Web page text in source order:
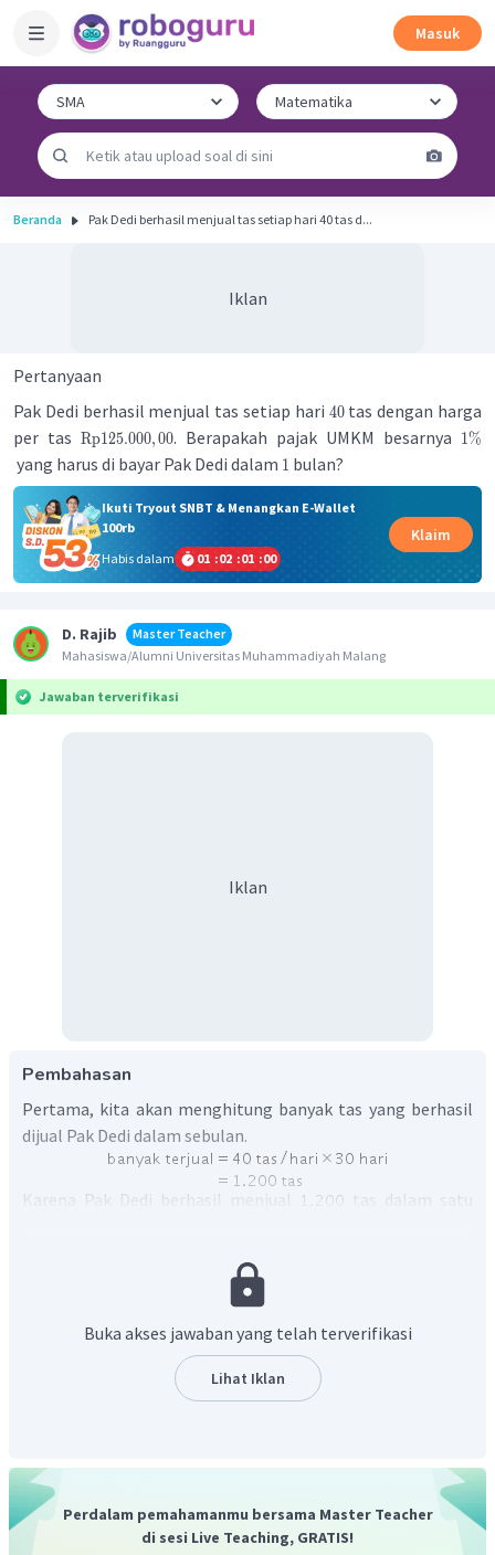
Masuk
Beranda Pak Dedi berhasil menjual tas setiap hari 40 tas d...
Iklan
Pertanyaan
Pak Dedi berhasil menjual tas setiap hari 40tas dengan harga
per tas Rp125.000,00. Berapakah pajak UMKM besarnya 1%
yang harus di bayar Pak Dedi dalam 1 bulan?
Ikuti Tryout SNBT & Menangkan E-Wallet
100rb
Habis dalam
01 :02 :01 :00
Klaim
D. Rajib
Master Teacher
Mahasiswa/Alumni Universitas Muhammadiyah Malang
Jawaban terverifikasi
Iklan
Pembahasan
Pertama, kita akan menghitung banyak tas yang berhasil
dijual Pak Dedi dalam sebulan.
Karena Pak Dedi berhasil menjual
tas dalam satu
penghasilan sebelum pajak, maka besar pajak UMKM yang
harus dibayar Pak Dedi adalah
satu bulan adalah sebesar
Buka akses jawaban yang telah terverifikasi
Lihat Iklan
Perdalam pemahamanmu bersama Master Teacher
di sesi Live Teaching, GRATIS!